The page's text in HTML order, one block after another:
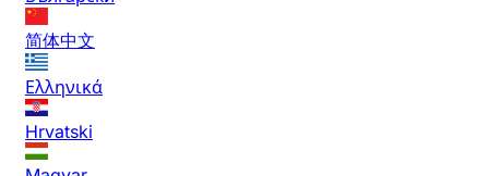
简体中文
Ελληνικά
Hrvatski